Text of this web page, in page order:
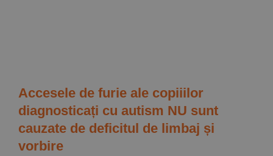
Magazin
Accesele de furie ale copiiilor
diagnosticați cu autism NU sunt
cauzate de deficitul de limbaj și
vorbire